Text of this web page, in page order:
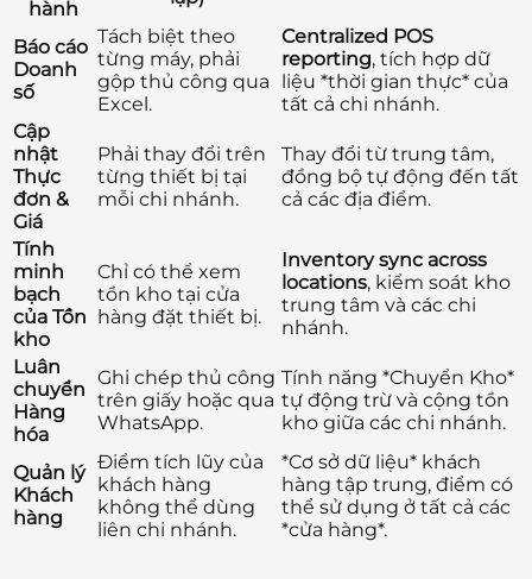
hành
Báo cáo
Doanh
số
Tách biệt theo
từng máy, phải
gộp thủ công qua
Excel.
Centralized POS
reporting, tích hợp dữ
liệu *thời gian thực* của
tất cả chi nhánh.
Cập
nhật
Thực
đơn &
Giá
Phải thay đổi trên
từng thiết bị tại
mỗi chi nhánh.
Thay đổi từ trung tâm,
đồng bộ tự động đến tất
cả các địa điểm.
Tính
minh
bạch
của Tồn
kho
Chỉ có thể xem
tồn kho tại cửa
hàng đặt thiết bị.
Inventory sync across
locations, kiểm soát kho
trung tâm và các chi
nhánh.
Luân
chuyển
Hàng
hóa
Ghi chép thủ công
trên giấy hoặc qua
WhatsApp.
Tính năng *Chuyển Kho*
tự động trừ và cộng tồn
kho giữa các chi nhánh.
Quản lý
Khách
hàng
Điểm tích lũy của
khách hàng
không thể dùng
liên chi nhánh.
*Cơ sở dữ liệu* khách
hàng tập trung, điểm có
thể sử dụng ở tất cả các
*cửa hàng*.